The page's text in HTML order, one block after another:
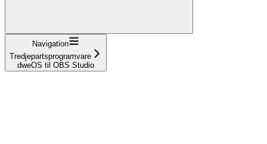
Navigation
Tredjepartsprogramvare
dweOS til OBS Studio